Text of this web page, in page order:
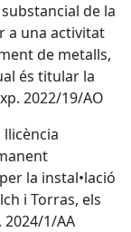
de la
a una activitat
de metalls,
és titular la
2022/19/AO
la instal•lació
i Torras, els
2024/1/AA